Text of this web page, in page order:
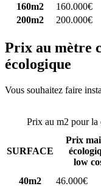
160m2
160.000€
200m2
200.000€
Prix au mètre
écologique
Vous souhaitez faire
Prix au m2 pour la
SURFACE
Prix
low
40m2
46.000€